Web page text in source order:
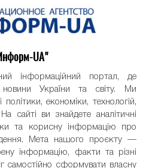
UA"
інформаційний портал, де
новини України та світу. Ми
економіки, технологій,
сайті ви знайдете аналітичні
та корисну інформацію про
Мета нашого проєкту —
інформацію, факти та різні
самостійно сформувати власну